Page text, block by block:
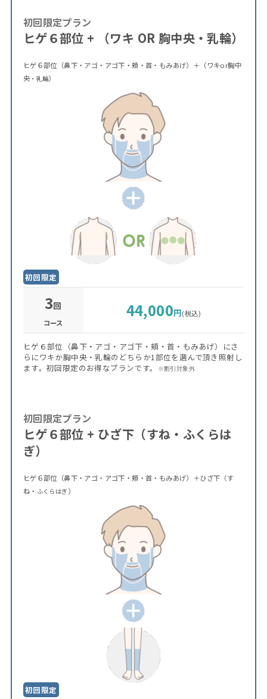
初回限定プラン
ヒゲ６部位 + （ワキ OR 胸中央・乳輪）
ヒゲ６部位（鼻下・アゴ・アゴ下・頬・首・もみあげ）＋（ワキor胸中
央 ・乳輪）
初回限定
3回
コース
44,000円(税込)
ヒゲ６部位（鼻下・アゴ・アゴ下・頬・首・もみあげ）にさ
らにワキか胸中央・乳輪のどちらか1部位を選んで頂き照射し
ます。初回限定のお得なプランです。
※割引対象外
初回限定プラン
ヒゲ６部位 + ひざ下（すね・ふくらは
ぎ）
ヒゲ６部位（鼻下・アゴ・アゴ下・頬・首・もみあげ）＋ひざ下（す
ね・ ふくらはぎ）
初回限定